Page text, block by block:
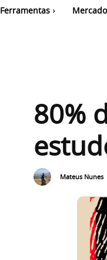
Ferramentas
80%
Mateus Nunes